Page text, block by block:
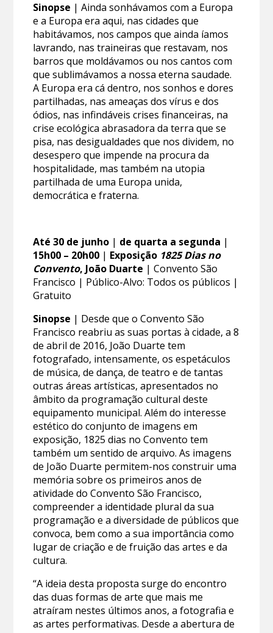
Sinopse | Ainda sonhávamos com a Europa
e a Europa era aqui, nas cidades que
habitávamos, nos campos que ainda íamos
lavrando, nas traineiras que restavam, nos
barros que moldávamos ou nos cantos com
que sublimávamos a nossa eterna saudade.
A Europa era cá dentro, nos sonhos e dores
partilhadas, nas ameaças dos vírus e dos
ódios, nas infindáveis crises financeiras, na
crise ecológica abrasadora da terra que se
pisa, nas desigualdades que nos dividem, no
desespero que impende na procura da
hospitalidade, mas também na utopia
partilhada de uma Europa unida,
democrática e fraterna.
Até 30 de junho | de quarta a segunda |
15h00 – 20h00 | Exposição 1825 Dias no
Convento, João Duarte | Convento São
Francisco | Público-Alvo: Todos os públicos |
Gratuito
Sinopse | Desde que o Convento São
Francisco reabriu as suas portas à cidade, a 8
de abril de 2016, João Duarte tem
fotografado, intensamente, os espetáculos
de música, de dança, de teatro e de tantas
outras áreas artísticas, apresentados no
âmbito da programação cultural deste
equipamento municipal. Além do interesse
estético do conjunto de imagens em
exposição, 1825 dias no Convento tem
também um sentido de arquivo. As imagens
de João Duarte permitem-nos construir uma
memória sobre os primeiros anos de
atividade do Convento São Francisco,
compreender a identidade plural da sua
programação e a diversidade de públicos que
convoca, bem como a sua importância como
lugar de criação e de fruição das artes e da
cultura.
“A ideia desta proposta surge do encontro
das duas formas de arte que mais me
atraíram nestes últimos anos, a fotografia e
as artes performativas. Desde a abertura de